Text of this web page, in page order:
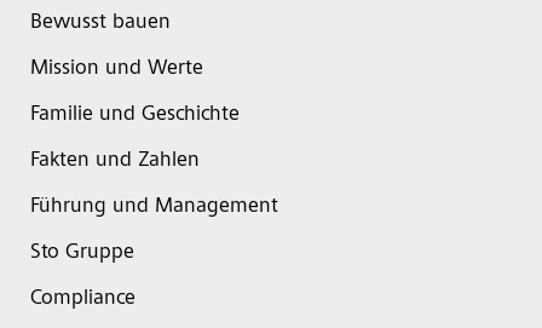
Bewusst bauen
Mission und Werte
Familie und Geschichte
Fakten und Zahlen
Führung und Management
Sto Gruppe
Compliance